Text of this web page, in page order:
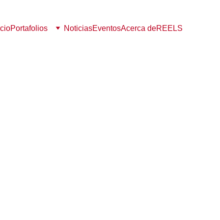
Portafolios NoticiasEventosAcerca deREELS